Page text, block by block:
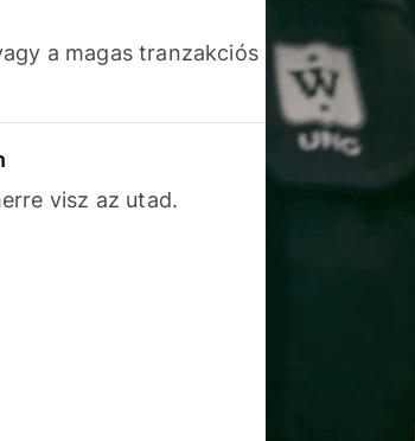
a magas tranzakciós
visz az utad.